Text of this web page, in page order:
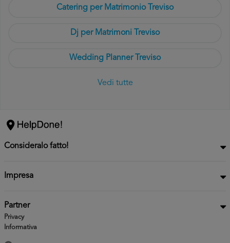
Catering per Matrimonio Treviso
Dj per Matrimoni Treviso
Wedding Planner Treviso
Vedi tutte
Consideralo fatto!
Impresa
Partner
Privacy
Informativa